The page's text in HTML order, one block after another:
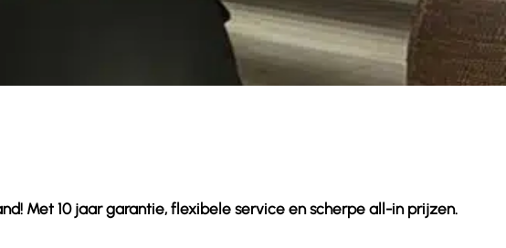
Met 10 jaar garantie, flexibele service en scherpe all-in prijzen.